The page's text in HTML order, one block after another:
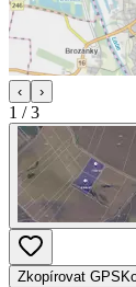
‹ ›
1 /3
Zkopírovat GPS